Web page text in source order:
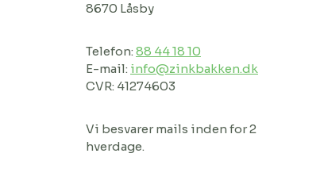
8670 Låsby
Telefon: 88 44 18 10
E-mail: info@zinkbakken.dk
CVR: 41274603
Vi besvarer mails inden for 2
hverdage.